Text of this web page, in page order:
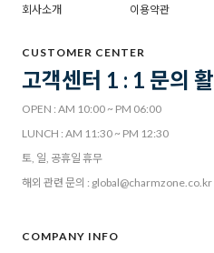
회사소개 이용약관
CUSTOMER CENTER
고객센터 1 : 1 문의
OPEN : AM 10:00 ~ PM 06:00
LUNCH : AM 11:30 ~ PM 12:30
토, 일, 공휴일 휴무
해외 관련 문의 : global@charmzone.co.kr
COMPANY INFO